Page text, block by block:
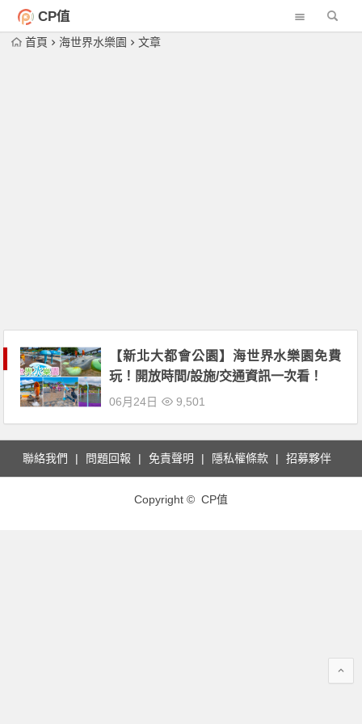
CP值
首頁 海世界水樂園 文章
【新北大都會公園】海世界水樂園免費
玩！開放時間/設施/交通資訊一次看！
06月24日 9,501
聯絡我們 問題回報 免責聲明 隱私權條款 招募夥伴
Copyright © CP值